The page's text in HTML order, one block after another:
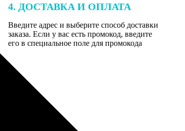
4. ДОСТАВКА И ОПЛАТА
Введите адрес и выберите способ доставки
заказа. Если у вас есть промокод, введите
его в специальное поле для промокода